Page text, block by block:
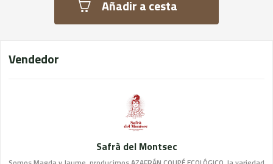
Añadir a cesta
Vendedor
Safrà del Montsec